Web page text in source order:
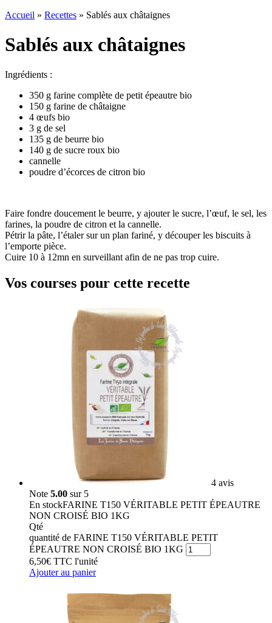
Accueil » Recettes » Sablés aux châtaignes
Sablés aux châtaignes
Ingrédients :
350 g farine complète de petit épeautre bio
150 g farine de châtaigne
4 œufs bio
3 g de sel
135 g de beurre bio
140 g de sucre roux bio
cannelle
poudre d’écorces de citron bio
Faire fondre doucement le beurre, y ajouter le sucre, l’œuf, le sel, les
farines, la poudre de citron et la cannelle.
Pétrir la pâte, l’étaler sur un plan fariné, y découper les biscuits à
l’emporte pièce.
Cuire 10 à 12mn en surveillant afin de ne pas trop cuire.
Vos courses pour cette recette
4 avis
Note 5.00 sur 5
En stockFARINE T150 VÉRITABLE PETIT ÉPEAUTRE
NON CROISÉ BIO 1KG
Qté
quantité de FARINE T150 VÉRITABLE PETIT
ÉPEAUTRE NON CROISÉ BIO 1KG
6,50€ TTC l'unité
Ajouter au panier